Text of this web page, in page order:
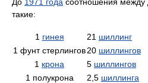
такие:
1 гинея 21 шиллинг
1 фунт стерлингов20 шиллингов
1 крона 5 шиллингов
1 полукрона
2,5 шиллинга